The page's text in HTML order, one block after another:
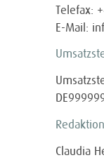
Telefax:
E-Mail:
Claudia